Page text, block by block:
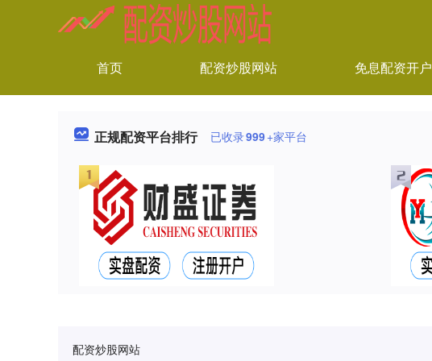
首页 配资炒股网站 免息配资开户
正规配资平台排行 已收录999+家平台
配资炒股网站